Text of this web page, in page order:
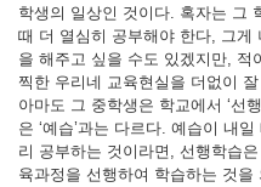
학생의 일상인 것이다. 혹자는 그
때 더 열심히 공부해야 한다, 그게
을 해주고 싶을 수도 있겠지만, 적
찍한 우리네 교육현실을 더없이
아마도 그 중학생은 학교에서 ‘선
은 ‘예습’과는 다르다. 예습이 내
리 공부하는 것이라면, 선행학습
육과정을 선행하여 학습하는 것